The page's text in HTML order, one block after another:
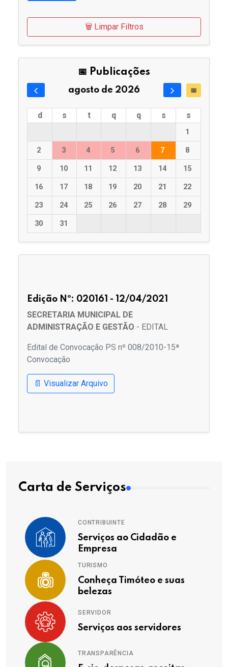
🗑️ Limpar Filtros
📅 Publicações
agosto de 2026 📅
d s t q q s s
1
2 3 4 5 6 7 8
9 10 11 12 13 14 15
16 17 18 19 20 21 22
23 24 25 26 27 28 29
30 31
Edição Nº: 020161 - 12/04/2021
SECRETARIA MUNICIPAL DE
ADMINISTRAÇÃO E GESTÃO - EDITAL
Edital de Convocação PS nº 008/2010-15ª
Convocação
📄 Visualizar Arquivo
Carta de Serviços
CONTRIBUINTE
Serviços ao Cidadão e
Empresa
TURISMO
Conheça Timóteo e suas
belezas
SERVIDOR
Serviços aos servidores
TRANSPARÊNCIA